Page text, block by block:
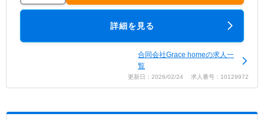
詳細を見る
合同会社Grace homeの求人一
覧
更新日：2026/02/24 求人番号：10129972